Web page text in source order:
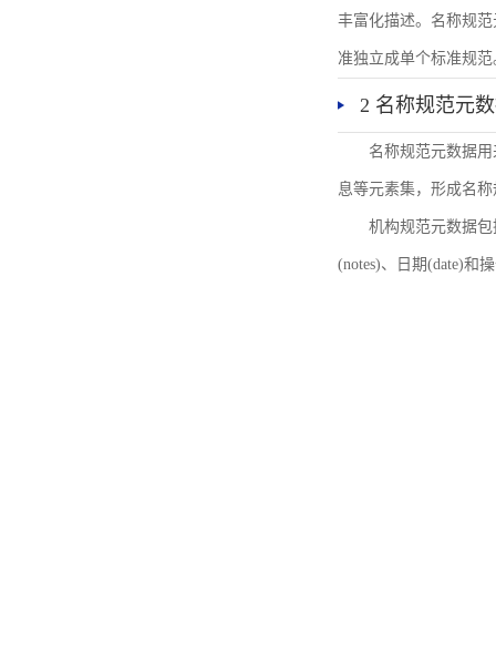
丰富化描述。名称规
准独立成单个标准规范
2 名称规范元
名称规范元数据
息等元素集，形成名
机构规范元数据
(notes)、日期(date)和